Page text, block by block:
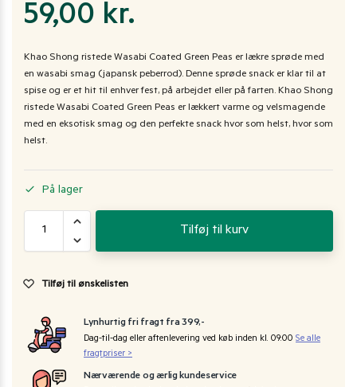
59,00 kr.
Khao Shong ristede Wasabi Coated Green Peas er lækre sprøde med
en wasabi smag (japansk peberrod). Denne sprøde snack er klar til at
spise og er et hit til enhver fest, på arbejdet eller på farten. Khao Shong
ristede Wasabi Coated Green Peas er lækkert varme og velsmagende
med en eksotisk smag og den perfekte snack hvor som helst, hvor som
helst.
På lager
Tilføj til kurv
Tilføj til ønskelisten
Lynhurtig fri fragt fra 399,-
Dag-til-dag eller aftenlevering ved køb inden kl. 09:00 Se alle
fragtpriser >
Nærværende og ærlig kundeservice